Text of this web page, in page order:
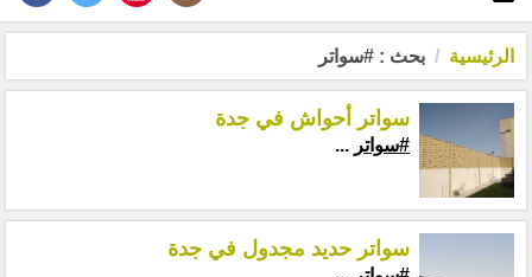
الرئيسية بحث : #سواتر
سواتر أحواش في جدة
#سواتر ...
سواتر حديد مجدول في جدة